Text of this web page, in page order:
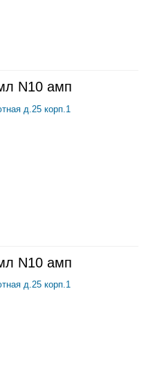
N10 амп
д.25 корп.1
N10 амп
д.25 корп.1